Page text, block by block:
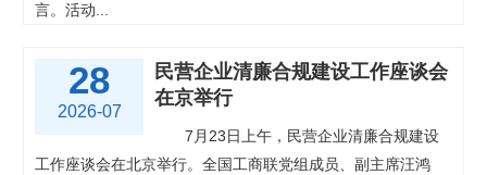
言。活动...
28
2026-07
民营企业清廉合规建设工作座谈会
在京举行
7月23日上午，民营企业清廉合规建设
工作座谈会在北京举行。全国工商联党组成员、副主席汪鸿